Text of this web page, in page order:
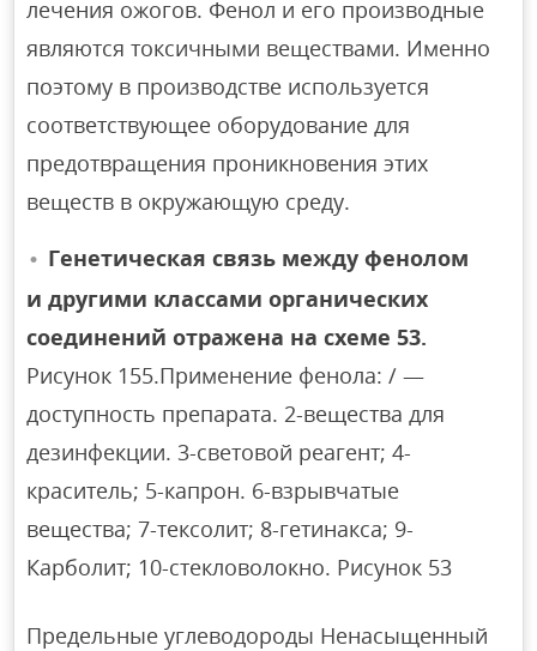
лечения ожогов. Фенол и его производные
являются токсичными веществами. Именно
поэтому в производстве используется
соответствующее оборудование для
предотвращения проникновения этих
веществ в окружающую среду.
Генетическая связь между фенолом
и другими классами органических
соединений отражена на схеме 53.
Рисунок 155.Применение фенола: / —
доступность препарата. 2-вещества для
дезинфекции. 3-световой реагент; 4-
краситель; 5-капрон. 6-взрывчатые
вещества; 7-тексолит; 8-гетинакса; 9-
Карболит; 10-стекловолокно. Рисунок 53
Предельные углеводороды Ненасыщенный